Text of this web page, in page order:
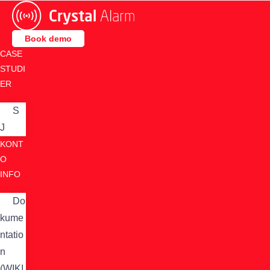
Skip
contentBook demo
CASE
STUDI
ER
S
J
KONT
O
INFO
Do
kume
ntatio
n